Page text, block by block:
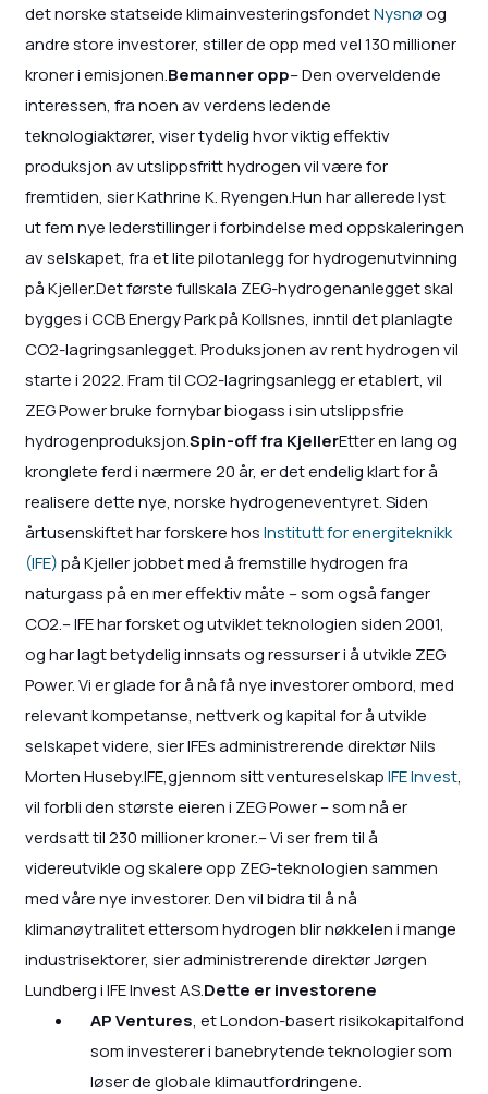
det norske statseide klimainvesteringsfondetNysnøog
andre store investorer, stiller de opp med vel 130 millioner
kroner i emisjonen.Bemanner opp– Den overveldende
interessen, fra noen av verdens ledende
teknologiaktører, viser tydelig hvor viktig effektiv
produksjon av utslippsfritt hydrogen vil være for
fremtiden, sier Kathrine K. Ryengen.Hun har allerede lyst
ut fem nye lederstillinger i forbindelse med oppskaleringen
av selskapet, fra et lite pilotanlegg for hydrogenutvinning
på Kjeller.Det første fullskala ZEG-hydrogenanlegget skal
bygges i CCB Energy Park på Kollsnes, inntil det planlagte
CO2-lagringsanlegget. Produksjonen av rent hydrogen vil
starte i 2022. Fram til CO2-lagringsanlegg er etablert, vil
ZEG Power bruke fornybar biogass i sin utslippsfrie
hydrogenproduksjon.Spin-off fra KjellerEtter en lang og
kronglete ferd i nærmere 20 år, er det endelig klart for å
realisere dette nye, norske hydrogeneventyret. Siden
årtusenskiftet har forskere hosInstitutt for energiteknikk
(IFE)på Kjeller jobbet med å fremstille hydrogen fra
naturgass på en mer effektiv måte – som også fanger
CO2.– IFE har forsket og utviklet teknologien siden 2001,
og har lagt betydelig innsats og ressurser i å utvikle ZEG
Power. Vi er glade for å nå få nye investorer ombord, med
relevant kompetanse, nettverk og kapital for å utvikle
selskapet videre, sier IFEs administrerende direktør Nils
Morten Huseby.IFE,gjennom sitt ventureselskapIFE Invest,
vil forbli den største eieren i ZEG Power – som nå er
verdsatt til 230 millioner kroner.– Vi ser frem til å
videreutvikle og skalere opp ZEG-teknologien sammen
med våre nye investorer. Den vil bidra til å nå
klimanøytralitet ettersom hydrogen blir nøkkelen i mange
industrisektorer, sier administrerende direktør Jørgen
Lundberg i IFE Invest AS.Dette er investorene
AP Ventures, et London-basert risikokapitalfond
som investerer i banebrytende teknologier som
løser de globale klimautfordringene.